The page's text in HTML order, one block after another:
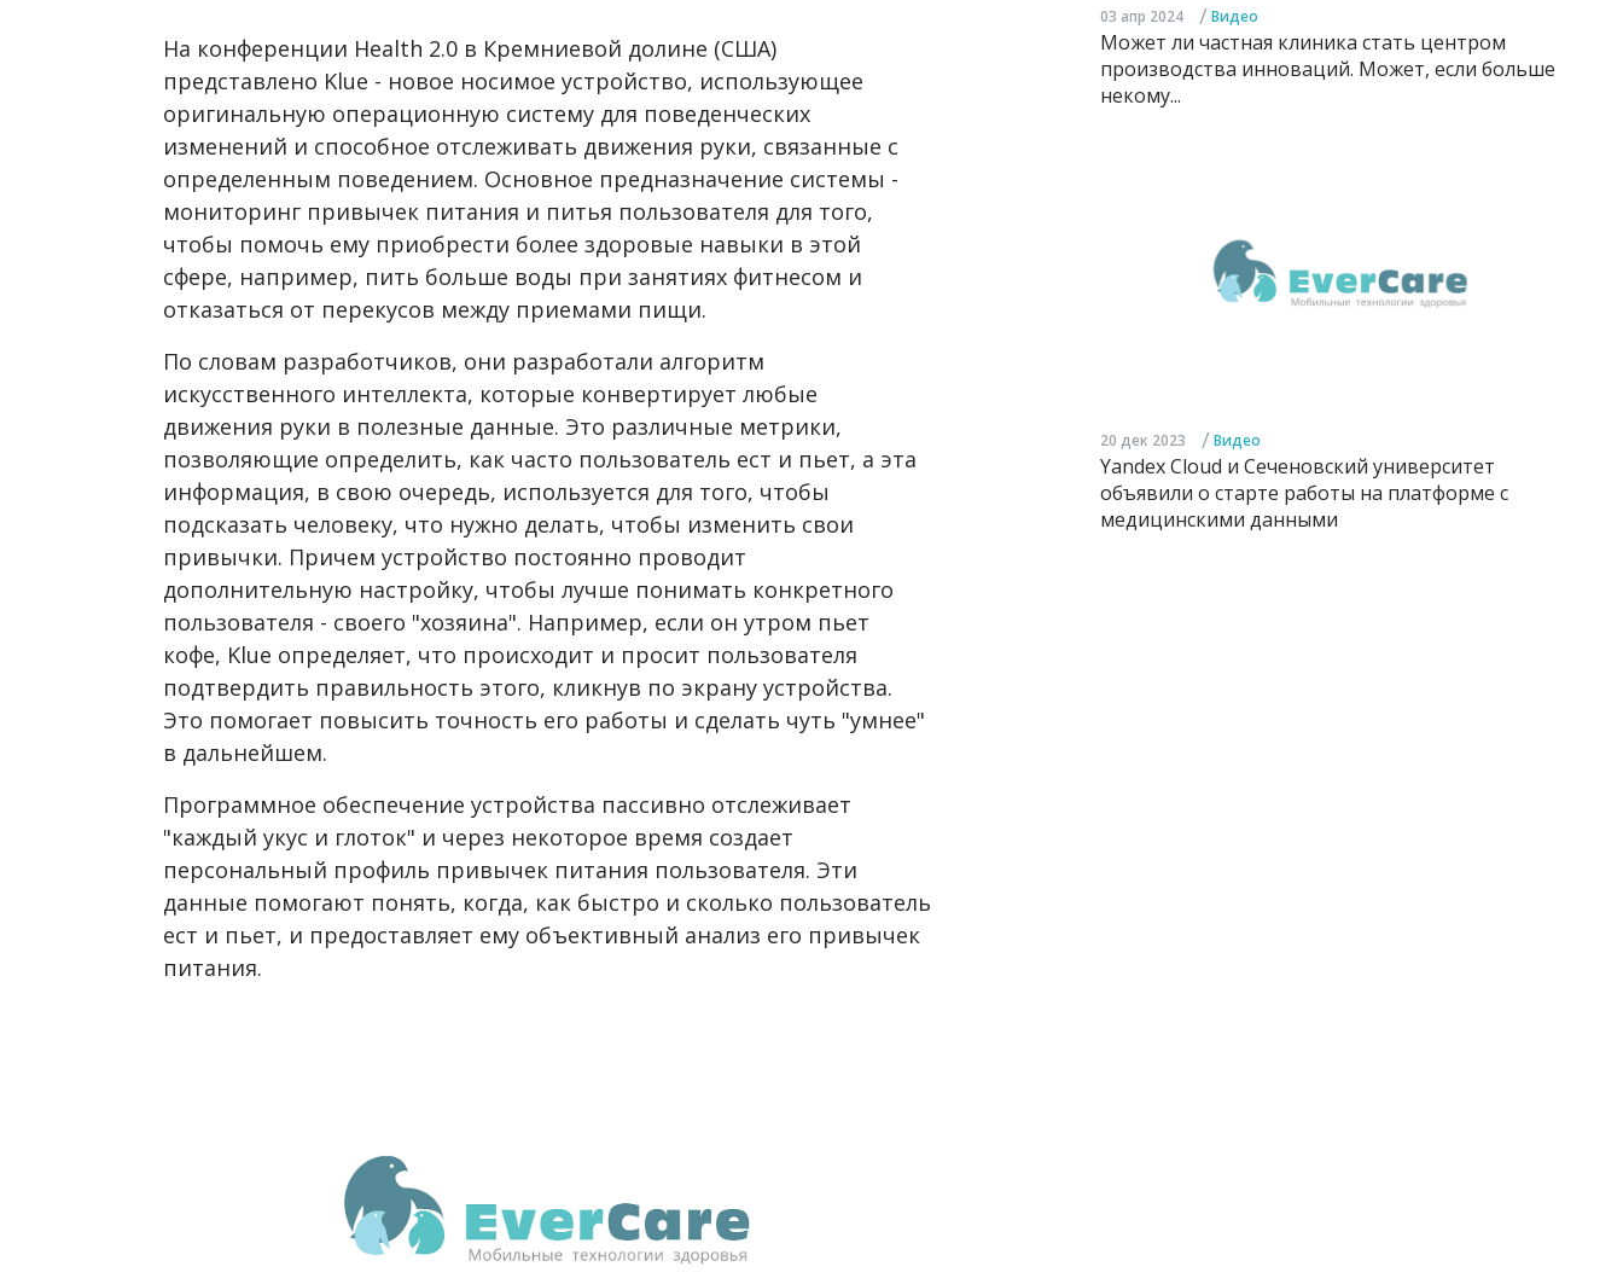
На конференции Health 2.0 в Кремниевой долине (США)
представлено Klue - новое носимое устройство, использующее
оригинальную операционную систему для поведенческих
изменений и способное отслеживать движения руки, связанные с
определенным поведением. Основное предназначение системы -
мониторинг привычек питания и питья пользователя для того,
чтобы помочь ему приобрести более здоровые навыки в этой
сфере, например, пить больше воды при занятиях фитнесом и
отказаться от перекусов между приемами пищи.
По словам разработчиков, они разработали алгоритм
искусственного интеллекта, которые конвертирует любые
движения руки в полезные данные. Это различные метрики,
позволяющие определить, как часто пользователь ест и пьет, а эта
информация, в свою очередь, используется для того, чтобы
подсказать человеку, что нужно делать, чтобы изменить свои
привычки. Причем устройство постоянно проводит
дополнительную настройку, чтобы лучше понимать конкретного
пользователя - своего "хозяина". Например, если он утром пьет
кофе, Klue определяет, что происходит и просит пользователя
подтвердить правильность этого, кликнув по экрану устройства.
Это помогает повысить точность его работы и сделать чуть "умнее"
в дальнейшем.
Программное обеспечение устройства пассивно отслеживает
"каждый укус и глоток" и через некоторое время создает
персональный профиль привычек питания пользователя. Эти
данные помогают понять, когда, как быстро и сколько пользователь
ест и пьет, и предоставляет ему объективный анализ его привычек
питания.
03 апр 2024 / Видео
Может ли частная клиника стать центром
производства инноваций. Может, если больше
некому...
20 дек 2023 / Видео
Yandex Cloud и Сеченовский университет
объявили о старте работы на платформе с
медицинскими данными